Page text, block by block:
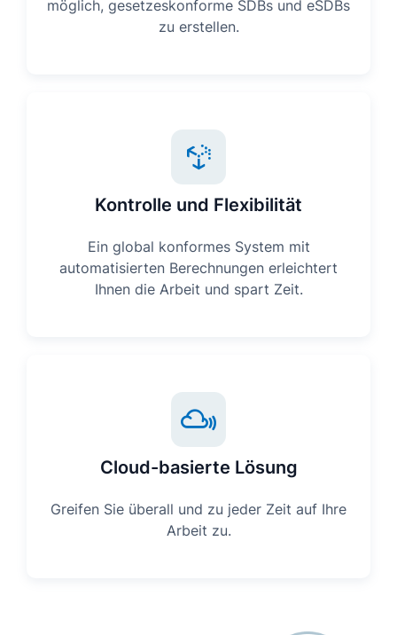
möglich, gesetzeskonforme SDBs und eSDBs
zu erstellen.
Kontrolle und Flexibilität
Ein global konformes System mit
automatisierten Berechnungen erleichtert
Ihnen die Arbeit und spart Zeit.
Cloud-basierte Lösung
Greifen Sie überall und zu jeder Zeit auf Ihre
Arbeit zu.